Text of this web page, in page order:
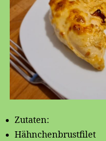
Zutaten:
Hähnchenbrustfilet